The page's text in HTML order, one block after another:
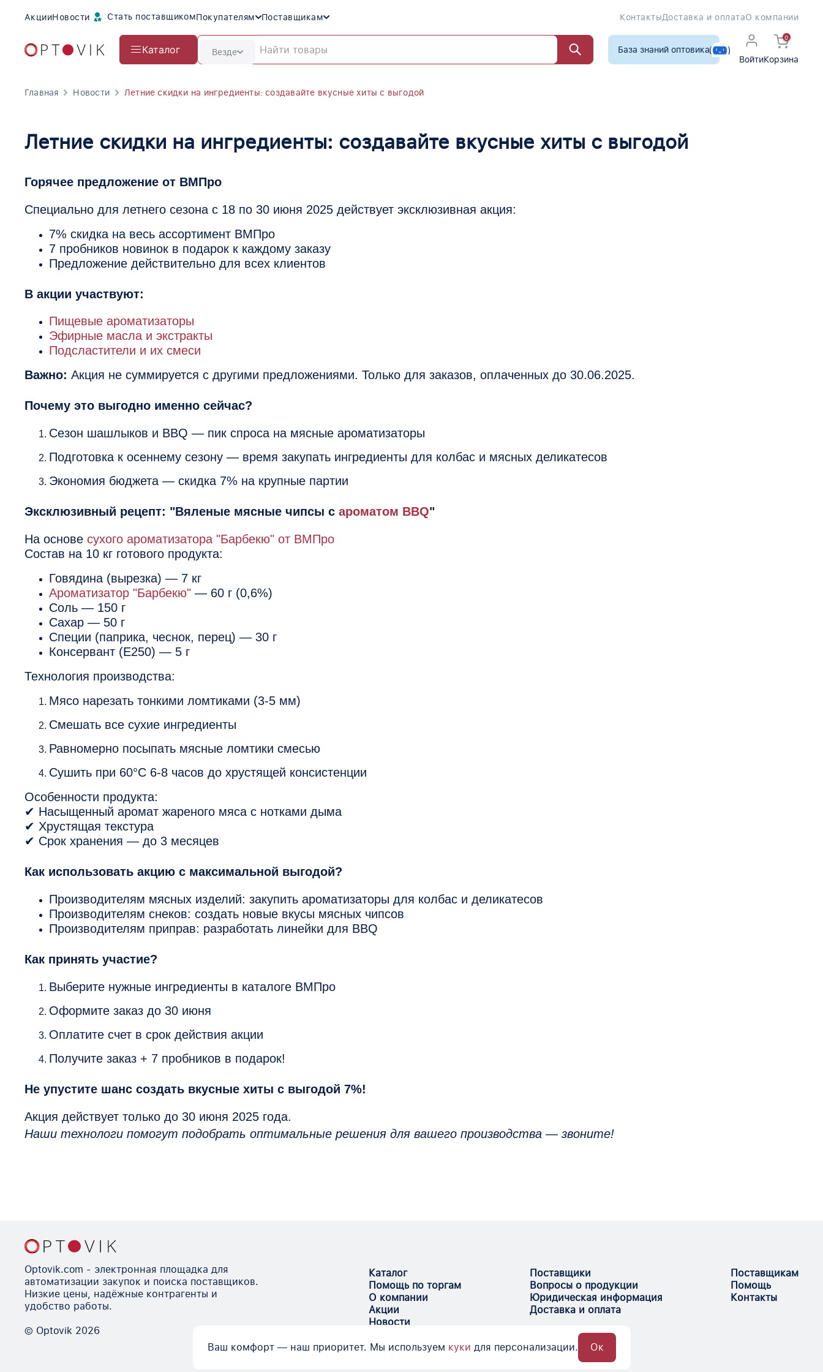
АкцииНовости Стать поставщикомПокупателям Поставщикам КонтактыДоставка и оплатаО компании
Каталог Везде
База знаний оптовика
Войти
0
Корзина
Главная Новости Летние скидки на ингредиенты: создавайте вкусные хиты с выгодой
Летние скидки на ингредиенты: создавайте вкусные хиты с выгодой
Горячее предложение от ВМПро
Специально для летнего сезона с 18 по 30 июня 2025 действует эксклюзивная акция:
7% скидка на весь ассортимент ВМПро
7 пробников новинок в подарок к каждому заказу
Предложение действительно для всех клиентов
В акции участвуют:
Пищевые ароматизаторы
Эфирные масла и экстракты
Подсластители и их смеси
Важно: Акция не суммируется с другими предложениями. Только для заказов, оплаченных до 30.06.2025.
Почему это выгодно именно сейчас?
Сезон шашлыков и BBQ — пик спроса на мясные ароматизаторы
Подготовка к осеннему сезону — время закупать ингредиенты для колбас и мясных деликатесов
Экономия бюджета — скидка 7% на крупные партии
Эксклюзивный рецепт: "Вяленые мясные чипсы с ароматом BBQ"
На основе сухого ароматизатора "Барбекю" от ВМПро
Состав на 10 кг готового продукта:
Говядина (вырезка) — 7 кг
Ароматизатор "Барбекю" — 60 г (0,6%)
Соль — 150 г
Сахар — 50 г
Специи (паприка, чеснок, перец) — 30 г
Консервант (Е250) — 5 г
Технология производства:
Мясо нарезать тонкими ломтиками (3-5 мм)
Смешать все сухие ингредиенты
Равномерно посыпать мясные ломтики смесью
Сушить при 60°C 6-8 часов до хрустящей консистенции
Особенности продукта:
✔ Насыщенный аромат жареного мяса с нотками дыма
✔ Хрустящая текстура
✔ Срок хранения — до 3 месяцев
Как использовать акцию с максимальной выгодой?
Производителям мясных изделий: закупить ароматизаторы для колбас и деликатесов
Производителям снеков: создать новые вкусы мясных чипсов
Производителям приправ: разработать линейки для BBQ
Как принять участие?
Выберите нужные ингредиенты в каталоге ВМПро
Оформите заказ до 30 июня
Оплатите счет в срок действия акции
Получите заказ + 7 пробников в подарок!
Не упустите шанс создать вкусные хиты с выгодой 7%!
Акция действует только до 30 июня 2025 года.
Наши технологи помогут подобрать оптимальные решения для вашего производства — звоните!
Optovik.com - электронная площадка для
автоматизации закупок и поиска поставщиков.
Низкие цены, надёжные контрагенты и
удобство работы.
© Optovik 2026
Каталог
Помощь по торгам
О компании
Акции
Новости
Поставщики
Вопросы о продукции
Юридическая информация
Доставка и оплата
Поставщикам
Помощь
Контакты
Ваш комфорт — наш приоритет. Мы используем куки для персонализации. Ок